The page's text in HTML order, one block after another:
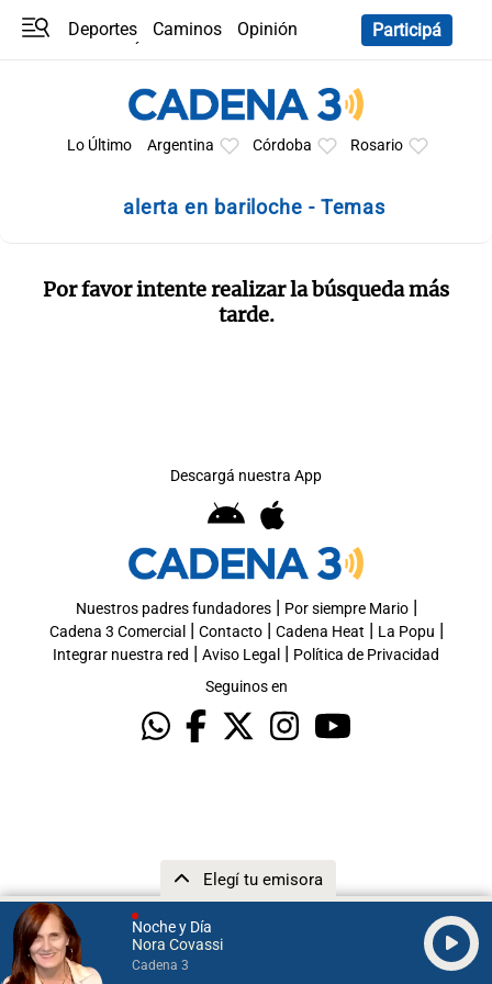
Noche y Día
Nora Covassi
Cadena 3
Elegí tu emisora
Deportes Caminos
Opinión
Participá
Lo Último Argentina Córdoba Rosario
alerta en bariloche - Temas
Por favor intente realizar la búsqueda más
tarde.
Descargá nuestra App
Nuestros padres fundadores| Por siempre Mario|
Cadena 3 Comercial | Contacto| Cadena Heat | La Popu |
Integrar nuestra red | Aviso Legal | Política de Privacidad
Seguinos en